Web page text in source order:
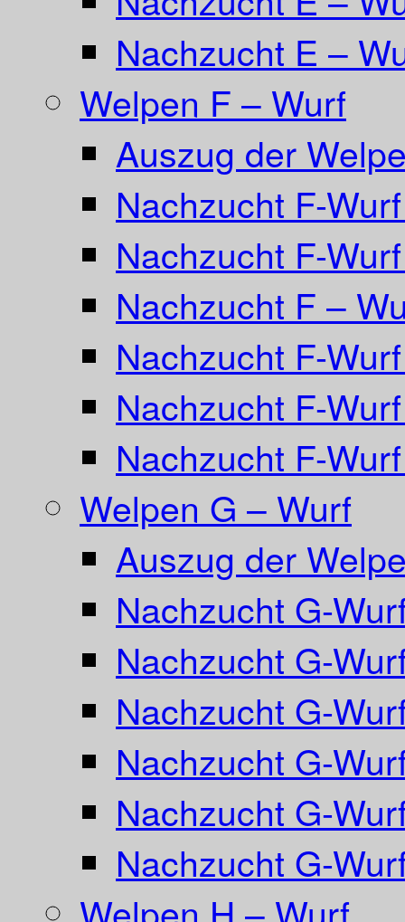
Nachzucht E –
Welpen F – Wurf
Auszug der
Nachzucht F-
Nachzucht F-
Nachzucht F –
Nachzucht F-
Nachzucht F-
Nachzucht F-
Welpen G – Wurf
Auszug der
Nachzucht G-
Nachzucht G-
Nachzucht G-
Nachzucht G-
Nachzucht G-
Nachzucht G-